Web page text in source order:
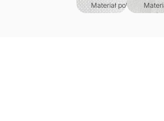
Materiał poliestrowy o
klasycznym splocie.